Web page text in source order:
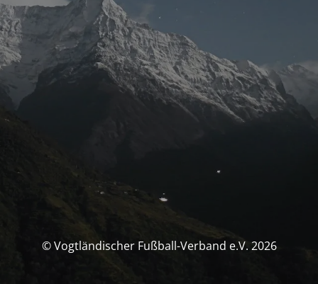
© Vogtländischer Fußball-Verband e.V. 2026